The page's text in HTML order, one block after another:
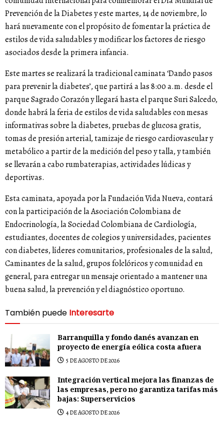
Prevención de la Diabetes y este martes, 14 de noviembre, lo
hará nuevamente con el propósito de fomentar la práctica de
estilos de vida saludables y modificar los factores de riesgo
asociados desde la primera infancia.
Este martes se realizará la tradicional caminata ‘Dando pasos
para prevenir la diabetes’, que partirá a las 8:00 a.m. desde el
parque Sagrado Corazón y llegará hasta el parque Suri Salcedo,
donde habrá la feria de estilos de vida saludables con mesas
informativas sobre la diabetes, pruebas de glucosa gratis,
tomas de presión arterial, tamizaje de riesgo cardiovascular y
metabólico a partir de la medición del peso y talla, y también
se llevarán a cabo rumbaterapias, actividades lúdicas y
deportivas.
Esta caminata, apoyada por la Fundación Vida Nueva, contará
con la participación de la Asociación Colombiana de
Endocrinología, la Sociedad Colombiana de Cardiología,
estudiantes, docentes de colegios y universidades, pacientes
con diabetes, líderes comunitarios, profesionales de la salud,
Caminantes de la salud, grupos folclóricos y comunidad en
general, para entregar un mensaje orientado a mantener una
buena salud, la prevención y el diagnóstico oportuno.
También puede Interesarte
Barranquilla y fondo danés avanzan en
proyecto de energía eólica costa afuera
5 DE AGOSTO DE 2026
Integración vertical mejora las finanzas de
las empresas, pero no garantiza tarifas más
bajas: Superservicios
4 DE AGOSTO DE 2026